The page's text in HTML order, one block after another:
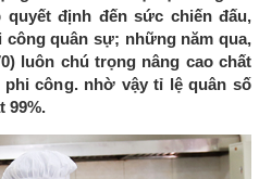
định đến sức chiến đấu,
quân sự; những năm qua,
luôn chú trọng nâng cao chất
công. nhờ vậy tỉ lệ quân số
99%.